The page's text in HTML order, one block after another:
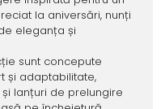
la aniversări, nunți
eleganța și
sunt concepute
și adaptabilitate,
lanțuri de prelungire